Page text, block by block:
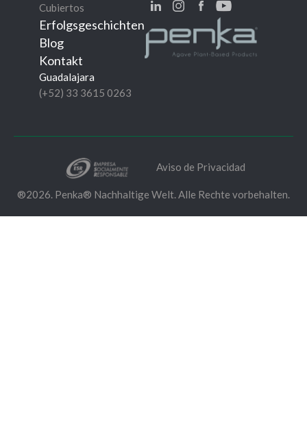
Cubiertos
Erfolgsgeschichten
Blog
Kontakt
Guadalajara
(+52) 33 3615 0263
®2026. Penka® Nachhaltige Welt. Alle Rechte vorbehalten.
Aviso de Privacidad